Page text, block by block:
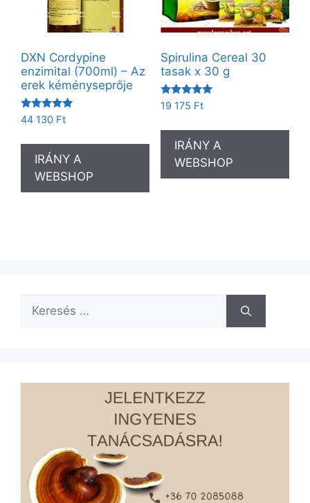
DXN Cordypine
enzimital (700ml) – Az
erek kéményseprője
Értékelés:
44 130 Ft
IRÁNY A
WEBSHOP
Spirulina Cereal 30
tasak x 30 g
Értékelés:
19 175 Ft
IRÁNY A
WEBSHOP
Keresés: